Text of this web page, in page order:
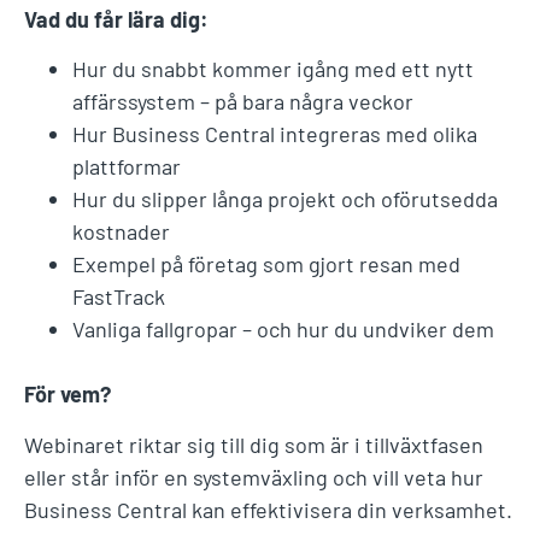
Vad du får lära dig:
Hur du snabbt kommer igång med ett nytt
affärssystem – på bara några veckor
Hur Business Central integreras med olika
plattformar
Hur du slipper långa projekt och oförutsedda
kostnader
Exempel på företag som gjort resan med
FastTrack
Vanliga fallgropar – och hur du undviker dem
För vem?
Webinaret riktar sig till dig som är i tillväxtfasen
eller står inför en systemväxling och vill veta hur
Business Central kan effektivisera din verksamhet.